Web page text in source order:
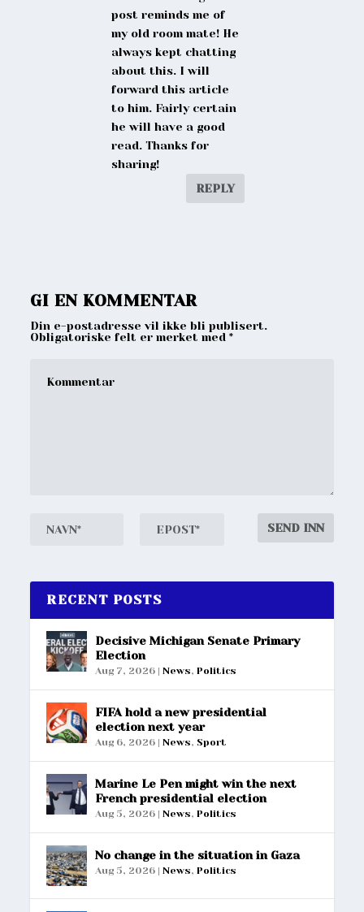
post reminds me of
my old room mate! He
always kept chatting
about this. I will
forward this article
to him. Fairly certain
he will have a good
read. Thanks for
sharing!
REPLY
GI EN KOMMENTAR
Din e-postadresse vil ikke bli publisert.
Obligatoriske felt er merket med*
RECENT POSTS
Decisive Michigan Senate Primary
Election
Aug 7, 2026 |News,Politics
FIFA hold a new presidential
election next year
Aug 6, 2026 |News, Sport
Marine Le Pen might win the next
French presidential election
Aug 5, 2026 |News,Politics
No change in the situation in Gaza
Aug 5, 2026 |News,Politics